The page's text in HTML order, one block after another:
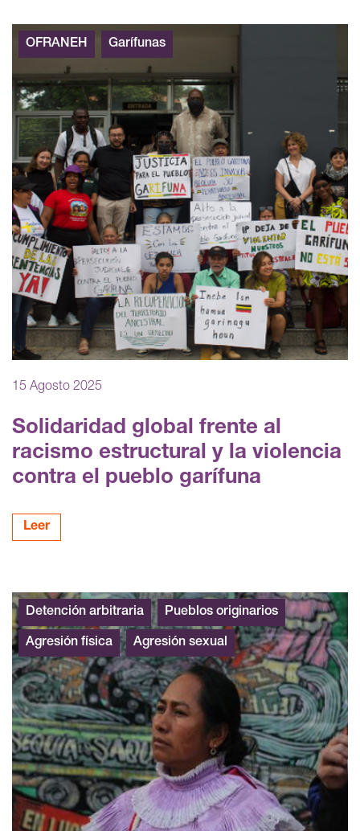
15 Agosto 2025
Solidaridad global frente al
racismo estructural y la violencia
contra el pueblo garífuna
Leer
OFRANEH Garífunas
Detención arbitraria Pueblos originarios
Agresión física Agresión sexual